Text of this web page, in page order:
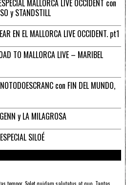
MALLORCA LIVE OCCIDENT con
y STANDSTILL
EN EL MALLORCA LIVE OCCIDENT. pt1
TO MALLORCA LIVE – MARIBEL
con FIN DEL MUNDO,
y LA MILAGROSA
SILOÉ